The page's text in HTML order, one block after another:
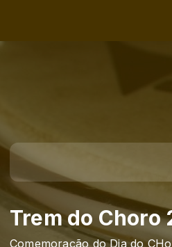
Trem do Choro
Comemoração do Dia do